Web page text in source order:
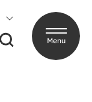
Menu